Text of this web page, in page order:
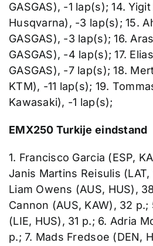
GASGAS), -1 lap(s); 14.
Husqvarna), -3 lap(s); 15.
GASGAS), -3 lap(s); 16.
GASGAS), -4 lap(s); 17.
GASGAS), -7 lap(s); 18.
KTM), -11 lap(s); 19.
Kawasaki), -1 lap(s);
EMX250 Turkije eindstand
1. Francisco Garcia (ESP,
Janis Martins Reisulis
Liam Owens (AUS, HUS),
Cannon (AUS, KAW), 32 p.;
(LIE, HUS), 31 p.; 6. Adria
p.; 7. Mads Fredsoe (DEN,